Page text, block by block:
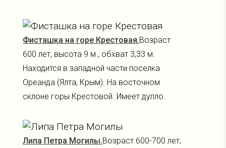
Фисташка на горе Крестовая.Возраст
600 лет, высота 9 м., обхват 3,33 м.
Находится в западной части поселка
Ореанда (Ялта, Крым). На восточном
склоне горы Крестовой. Имеет дупло.
Липа Петра Могилы.Возраст 600-700 лет,